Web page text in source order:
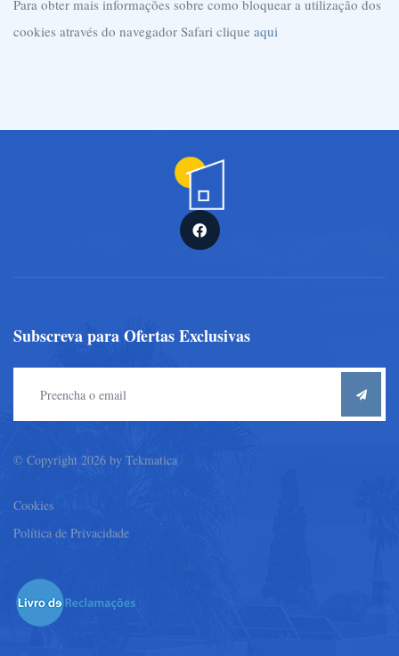
Para obter mais informações sobre como bloquear a utilização dos
cookies através do navegador Safari clique aqui
Facebook
Subscreva para Ofertas Exclusivas
© Copyright 2026 by Tekmatica
Cookies
Política de Privacidade